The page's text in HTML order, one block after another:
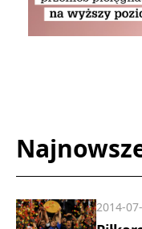
2014-